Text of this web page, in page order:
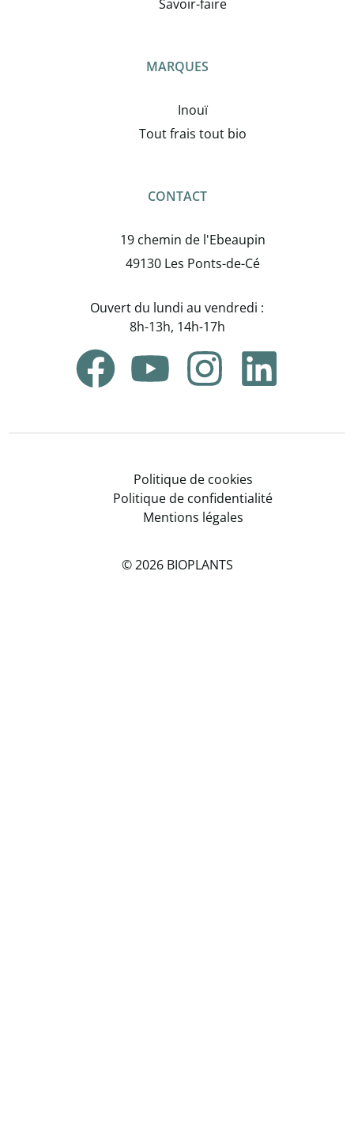
Savoir-faire
MARQUES
Inouï
Tout frais tout bio
CONTACT
19 chemin de l'Ebeaupin
49130 Les Ponts-de-Cé
Ouvert du lundi au vendredi :
8h-13h, 14h-17h
© 2026 BIOPLANTS
Politique de cookies
Politique de confidentialité
Mentions légales